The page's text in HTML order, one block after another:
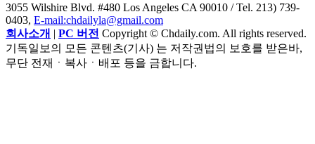
3055 Wilshire Blvd. #480 Los Angeles CA 90010 / Tel. 213) 739-
0403, E-mail:chdailyla@gmail.com
회사소개 | PC 버전 Copyright © Chdaily.com. All rights reserved.
기독일보의 모든 콘텐츠(기사) 는 저작권법의 보호를 받은바,
무단 전재ㆍ복사ㆍ배포 등을 금합니다.